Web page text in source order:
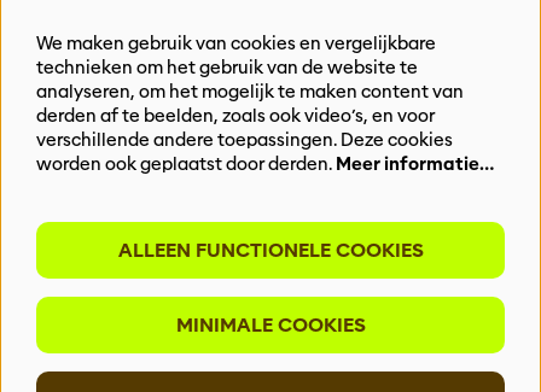
Privacy
BLIJF OP DE HOOGTE
Meld je aan voor onze nieuwsbrief
INSCHRIJVEN
We maken gebruik van cookies en vergelijkbare
technieken om het gebruik van de website te
analyseren, om het mogelijk te maken content van
derden af te beelden, zoals ook video’s, en voor
verschillende andere toepassingen. Deze cookies
worden ook geplaatst door derden. Meer informatie…
ALLEEN FUNCTIONELE COOKIES
MINIMALE COOKIES